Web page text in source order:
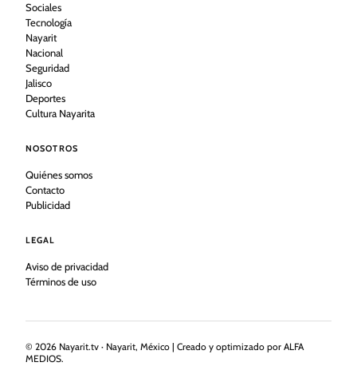
Sociales
Tecnología
Nayarit
Nacional
Seguridad
Jalisco
Deportes
Cultura Nayarita
NOSOTROS
Quiénes somos
Contacto
Publicidad
LEGAL
Aviso de privacidad
Términos de uso
© 2026 Nayarit.tv · Nayarit, México | Creado y optimizado por ALFA
MEDIOS.